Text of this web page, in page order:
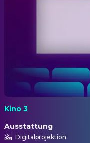
Kino 3
Ausstattung
Digitalprojektion